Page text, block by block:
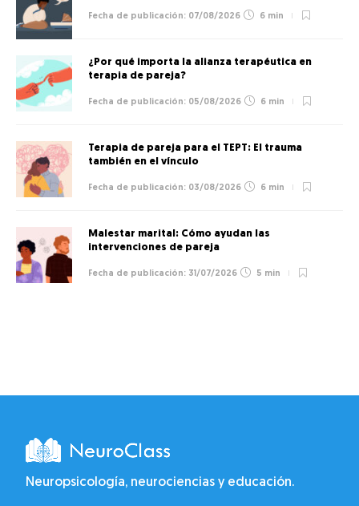
07/08/2026 6 min
¿Por qué importa la alianza terapéutica en
terapia de pareja?
05/08/2026 6 min
Terapia de pareja para el TEPT: El trauma
también en el vínculo
03/08/2026 6 min
Malestar marital: Cómo ayudan las
intervenciones de pareja
31/07/2026 5 min
Neuropsicología, neurociencias y educación.